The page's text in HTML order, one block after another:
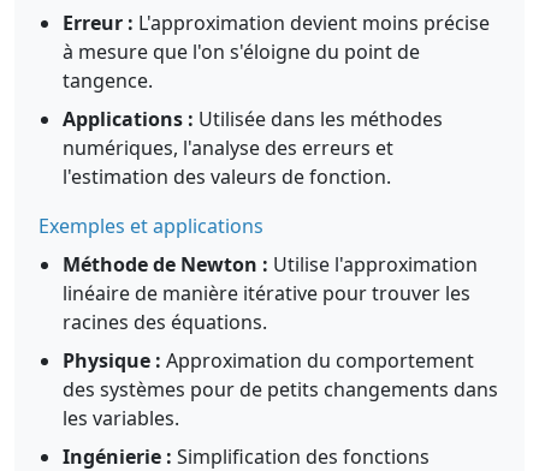
Erreur : L'approximation devient moins précise
à mesure que l'on s'éloigne du point de
tangence.
Applications : Utilisée dans les méthodes
numériques, l'analyse des erreurs et
l'estimation des valeurs de fonction.
Exemples et applications
Méthode de Newton : Utilise l'approximation
linéaire de manière itérative pour trouver les
racines des équations.
Physique : Approximation du comportement
des systèmes pour de petits changements dans
les variables.
Ingénierie : Simplification des fonctions